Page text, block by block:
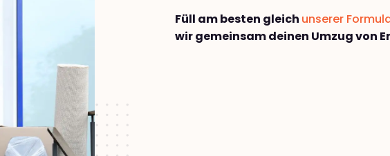
Füll am besten gleich unserer
wir gemeinsam deinen Umzug von